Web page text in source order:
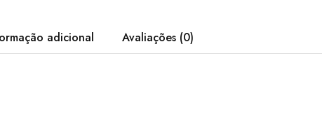
adicional Avaliações (0)